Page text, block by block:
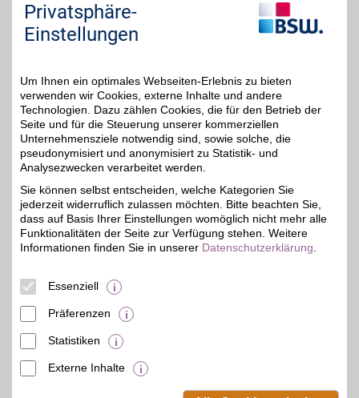
3%
28,4 km
3%
Reisebüro Bergholz-Rehbrücke
Arthur-Scheunert-Allee
134,
14558
Nuthetal
Auf Karte anzeigen
Zum Partnerprofil
32,7 km
TUI ReiseCenter Sambol
Privatsphäre-
Einstellungen
Um Ihnen ein optimales Webseiten-Erlebnis zu bieten
verwenden wir Cookies, externe Inhalte und andere
Technologien. Dazu zählen Cookies, die für den Betrieb der
Seite und für die Steuerung unserer kommerziellen
Unternehmensziele notwendig sind, sowie solche, die
pseudonymisiert und anonymisiert zu Statistik- und
Analysezwecken verarbeitet werden.
Sie können selbst entscheiden, welche Kategorien Sie
jederzeit widerruflich zulassen möchten. Bitte beachten Sie,
dass auf Basis Ihrer Einstellungen womöglich nicht mehr alle
Funktionalitäten der Seite zur Verfügung stehen. Weitere
Informationen finden Sie in unserer Datenschutzerklärung
Essenziell
Präferenzen
Statistiken
Externe Inhalte